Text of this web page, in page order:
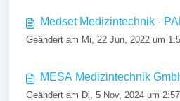
Medset Medizintechnik -
Geändert am Mi, 22 Jun, 2022 um
MESA Medizintechnik
Geändert am Di, 5 Nov, 2024 um